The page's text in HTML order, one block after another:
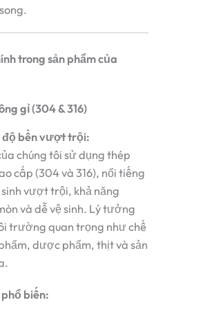
trong sản phẩm của
gỉ (304 & 316)
độ bền vượt trội:
chúng tôi sử dụng thép
cấp (304 và 316), nổi tiếng
vượt trội, khả năng
và dễ vệ sinh. Lý tưởng
trường quan trọng như chế
dược phẩm, thịt và sản
biến: